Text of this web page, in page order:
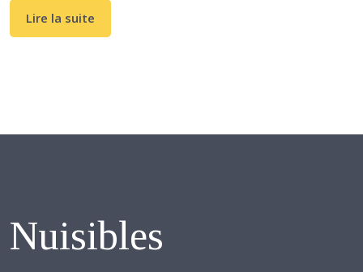
Lire la suite
Nuisibles